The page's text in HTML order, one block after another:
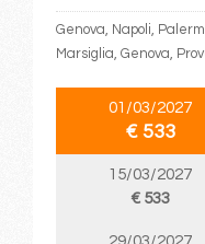
Genova, Napoli,
Marsiglia, Genova,
01/03/2027
€ 533
15/03/2027
€ 533